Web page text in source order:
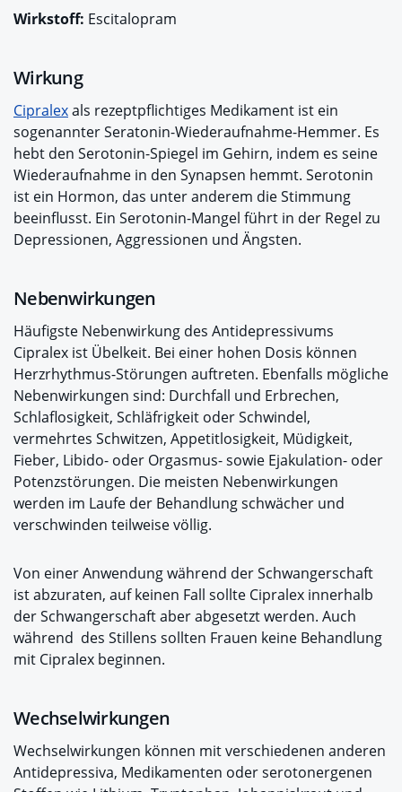
Wirkstoff: Escitalopram
Wirkung
Cipralexals rezeptpflichtiges Medikament ist ein
sogenannter Seratonin-Wiederaufnahme-Hemmer. Es
hebt den Serotonin-Spiegel im Gehirn, indem es seine
Wiederaufnahme in den Synapsen hemmt. Serotonin
ist ein Hormon, das unter anderem die Stimmung
beeinflusst. Ein Serotonin-Mangel führt in der Regel zu
Depressionen, Aggressionen und Ängsten.
Nebenwirkungen
Häufigste Nebenwirkung des Antidepressivums
Cipralex ist Übelkeit. Bei einer hohen Dosis können
Herzrhythmus-Störungen auftreten. Ebenfalls mögliche
Nebenwirkungen sind: Durchfall und Erbrechen,
Schlaflosigkeit, Schläfrigkeit oder Schwindel,
vermehrtes Schwitzen, Appetitlosigkeit, Müdigkeit,
Fieber, Libido- oder Orgasmus- sowie Ejakulation- oder
Potenzstörungen. Die meisten Nebenwirkungen
werden im Laufe der Behandlung schwächer und
verschwinden teilweise völlig.
Von einer Anwendung während der Schwangerschaft
ist abzuraten, auf keinen Fall sollte Cipralex innerhalb
der Schwangerschaft aber abgesetzt werden. Auch
während des Stillens sollten Frauen keine Behandlung
mit Cipralex beginnen.
Wechselwirkungen
Wechselwirkungen können mit verschiedenen anderen
Antidepressiva, Medikamenten oder serotonergenen